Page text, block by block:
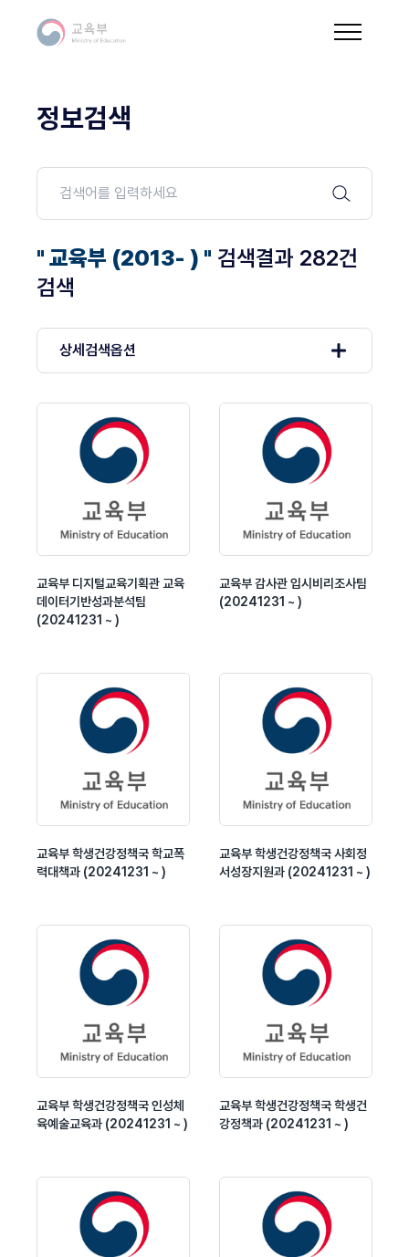
정보검색
" 교육부 (2013- ) " 검색결과 282건
검색
상세검색옵션
교육부 디지털교육기획관 교육
데이터기반성과분석팀
(20241231 ~ )
교육부 감사관 입시비리조사팀
(20241231 ~ )
교육부 학생건강정책국 학교폭
력대책과 (20241231 ~ )
교육부 학생건강정책국 사회정
서성장지원과 (20241231 ~ )
교육부 학생건강정책국 인성체
육예술교육과 (20241231 ~ )
교육부 학생건강정책국 학생건
강정책과 (20241231 ~ )